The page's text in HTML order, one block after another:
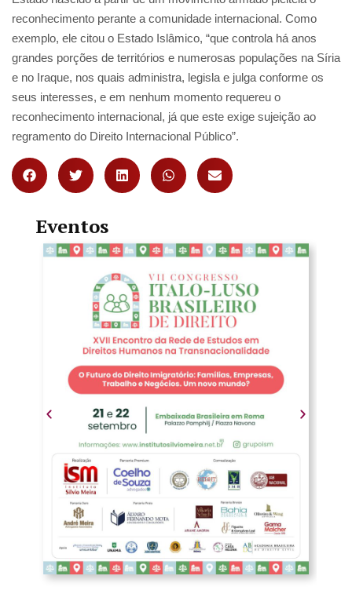
reconhecimento perante a comunidade internacional. Como
exemplo, ele citou o Estado Islâmico, “que controla há anos
grandes porções de territórios e numerosas populações na Síria
e no Iraque, nos quais administra, legisla e julga conforme os
seus interesses, e em nenhum momento requereu o
reconhecimento internacional, já que este exige sujeição ao
regramento do Direito Internacional Público”.
Eventos